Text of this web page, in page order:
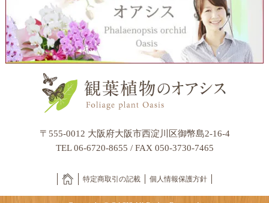
〒555-0012 大阪府大阪市西淀川区御幣島2-16-4
TEL 06-6720-8655 / FAX 050-3730-7465
特定商取引の記載 個人情報保護方針